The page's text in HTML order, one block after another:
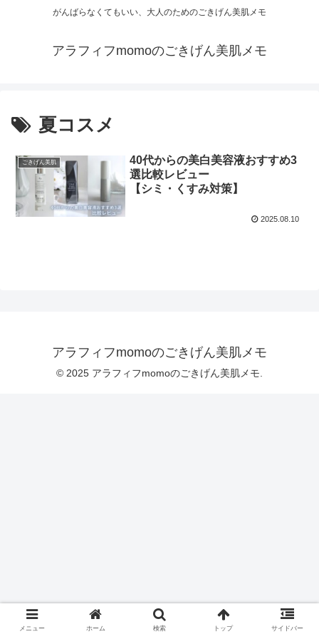
がんばらなくてもいい、大人のためのごきげん美肌メモ
アラフィフmomoのごきげん美肌メモ
夏コスメ
ごきげん美肌
40代からの美白美容液おすすめ3
選比較レビュー
【シミ・くすみ対策】
2025.08.10
アラフィフmomoのごきげん美肌メモ
© 2025 アラフィフmomoのごきげん美肌メモ.
メニュー ホーム 検索 トップ サイドバー